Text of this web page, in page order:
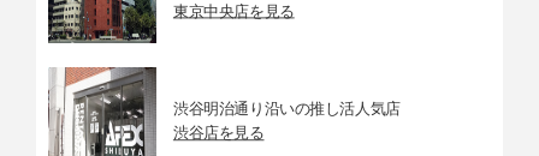
東京中央店を見る
渋谷明治通り沿いの推し活人気店
渋谷店を見る